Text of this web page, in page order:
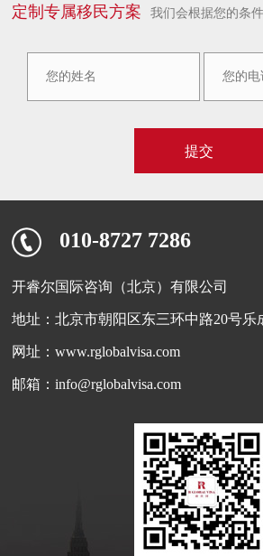
定制专属移民方案 我们会根据您的条
010-8727 7286
开睿尔国际咨询（北京）有限公司
地址：北京市朝阳区东三环中路20号乐
网址：www.rglobalvisa.com
邮箱：info@rglobalvisa.com